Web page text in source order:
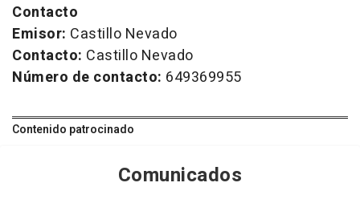
Contacto
Emisor: Castillo Nevado
Contacto: Castillo Nevado
Número de contacto: 649369955
Contenido patrocinado
Comunicados